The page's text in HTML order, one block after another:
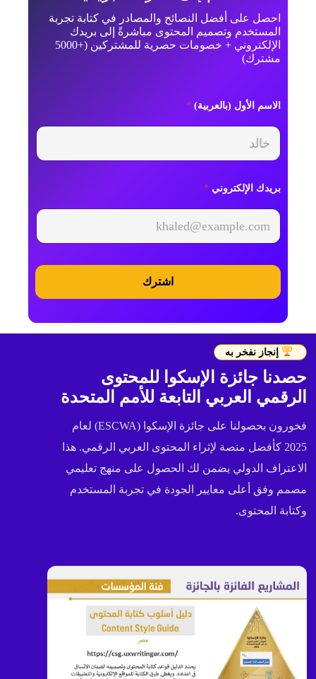
احصل على أفضل النصائح والمصادر في كتابة تجربة
المستخدم وتصميم المحتوى مباشرةً إلى بريدك
الإلكتروني + خصومات حصرية للمشتركين (+5000
مشترك)
الاسم الأول (بالعربية)*
بريدك الإلكتروني*
ا
أ
ل
اشترك
إنجاز نفخر به
حصدنا جائزة الإسكوا للمحتوى
الرقمي العربي التابعة للأمم المتحدة
فخورون بحصولنا على جائزة الإسكوا (ESCWA) لعام
2025 كأفضل منصة لإثراء المحتوى العربي الرقمي. هذا
الاعتراف الدولي يضمن لك الحصول على منهج تعليمي
مصمم وفق أعلى معايير الجودة في تجربة المستخدم
وكتابة المحتوى.